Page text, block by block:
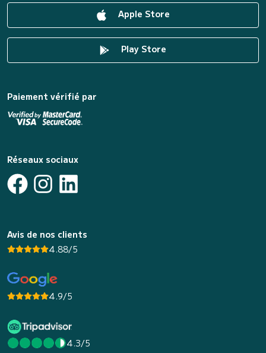
Apple Store
Play Store
Paiement vérifié par
Réseaux sociaux
Avis de nos clients
4.88/5
4.9/5
4.3/5